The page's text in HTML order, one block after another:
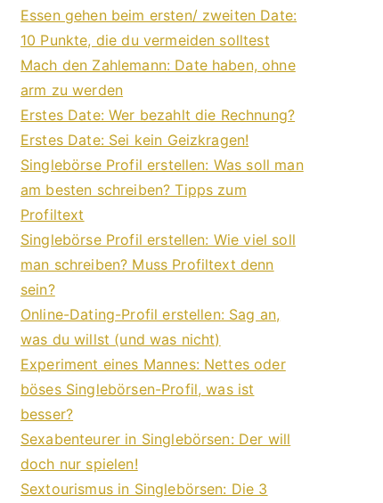
Essen gehen beim ersten/ zweiten Date:
10 Punkte, die du vermeiden solltest
Mach den Zahlemann: Date haben, ohne
arm zu werden
Erstes Date: Wer bezahlt die Rechnung?
Erstes Date: Sei kein Geizkragen!
Singlebörse Profil erstellen: Was soll man
am besten schreiben? Tipps zum
Profiltext
Singlebörse Profil erstellen: Wie viel soll
man schreiben? Muss Profiltext denn
sein?
Online-Dating-Profil erstellen: Sag an,
was du willst (und was nicht)
Experiment eines Mannes: Nettes oder
böses Singlebörsen-Profil, was ist
besser?
Sexabenteurer in Singlebörsen: Der will
doch nur spielen!
Sextourismus in Singlebörsen: Die 3